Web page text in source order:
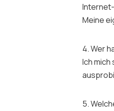
Meine
4. Wer
Ich
5.